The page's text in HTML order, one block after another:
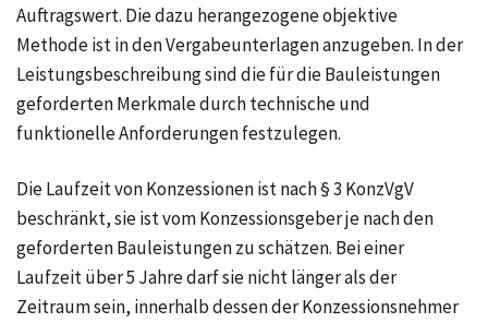
Auftragswert. Die dazu herangezogene objektive
Methode ist in den Vergabeunterlagen anzugeben. In der
Leistungsbeschreibung sind die für die Bauleistungen
geforderten Merkmale durch technische und
funktionelle Anforderungen festzulegen.
Die Laufzeit von Konzessionen ist nach § 3 KonzVgV
beschränkt, sie ist vom Konzessionsgeber je nach den
geforderten Bauleistungen zu schätzen. Bei einer
Laufzeit über 5 Jahre darf sie nicht länger als der
Zeitraum sein, innerhalb dessen der Konzessionsnehmer